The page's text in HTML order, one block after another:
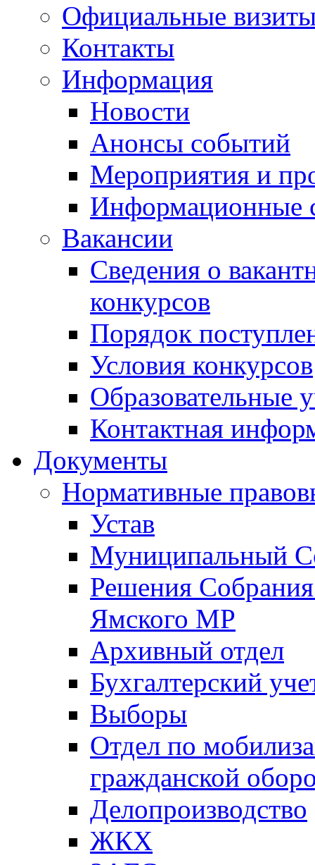
Официальные
Контакты
Информация
Новости
Анонсы событий
Мероприятия и
Информационные
Вакансии
Сведения о
конкурсов
Порядок
Условия конкурсов
Образовательные
Контактная
Документы
Нормативные
Устав
Муниципальный
Решения
Ямского МР
Архивный отдел
Бухгалтерский
Выборы
Отдел по
гражданской
Делопроизводство
ЖКХ